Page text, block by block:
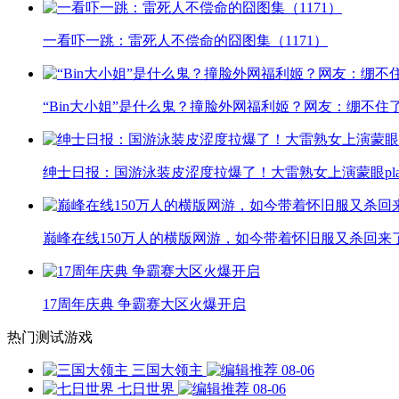
一看吓一跳：雷死人不偿命的囧图集（1171）
“Bin大小姐”是什么鬼？撞脸外网福利姬？网友：绷不住
绅士日报：国游泳装皮涩度拉爆了！大雷熟女上演蒙眼
巅峰在线150万人的横版网游，如今带着怀旧服又杀回来
17周年庆典 争霸赛大区火爆开启
热门测试游戏
三国大领主
08-06
七日世界
08-06